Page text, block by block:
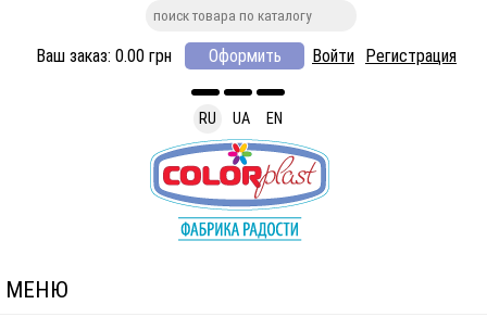
Ваш заказ: 0.00 грн Оформить Войти Регистрация
RU UA EN
МЕНЮ